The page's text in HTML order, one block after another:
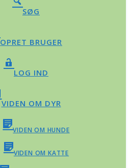
SØG
OPRET BRUGER
LOG IND
VIDEN OM DYR
VIDEN OM HUNDE
VIDEN OM KATTE